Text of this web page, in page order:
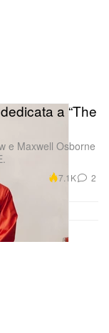
a “The
e Maxwell Osborne
7.1K 2